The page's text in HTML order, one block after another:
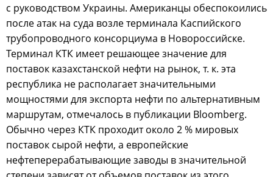
с руководством Украины. Американцы обеспокоились
после атак на суда возле терминала Каспийского
трубопроводного консорциума в Новороссийске.
Терминал КТК имеет решающее значение для
поставок казахстанской нефти на рынок, т. к. эта
республика не располагает значительными
мощностями для экспорта нефти по альтернативным
маршрутам, отмечалось в публикации Bloomberg.
Обычно через КТК проходит около 2 % мировых
поставок сырой нефти, а европейские
нефтеперерабатывающие заводы в значительной